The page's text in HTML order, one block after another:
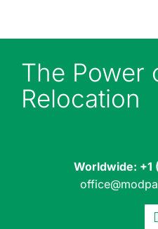
The Power
Relocation
Worldwide: +1